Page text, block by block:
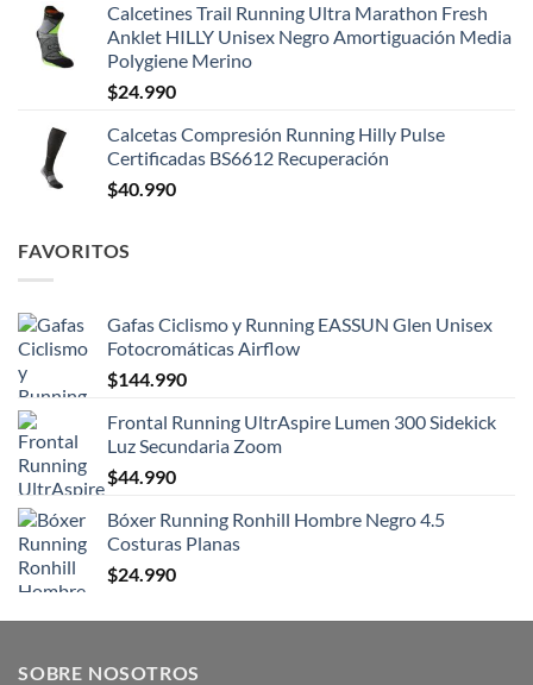
Calcetines Trail Running Ultra Marathon Fresh
Anklet HILLY Unisex Negro Amortiguación Media
Polygiene Merino
$24.990
Calcetas Compresión Running Hilly Pulse
Certificadas BS6612 Recuperación
$40.990
FAVORITOS
Gafas Ciclismo y Running EASSUN Glen Unisex
Fotocromáticas Airflow
$144.990
Frontal Running UltrAspire Lumen 300 Sidekick
Luz Secundaria Zoom
$44.990
Bóxer Running Ronhill Hombre Negro 4.5
Costuras Planas
$24.990
SOBRE NOSOTROS